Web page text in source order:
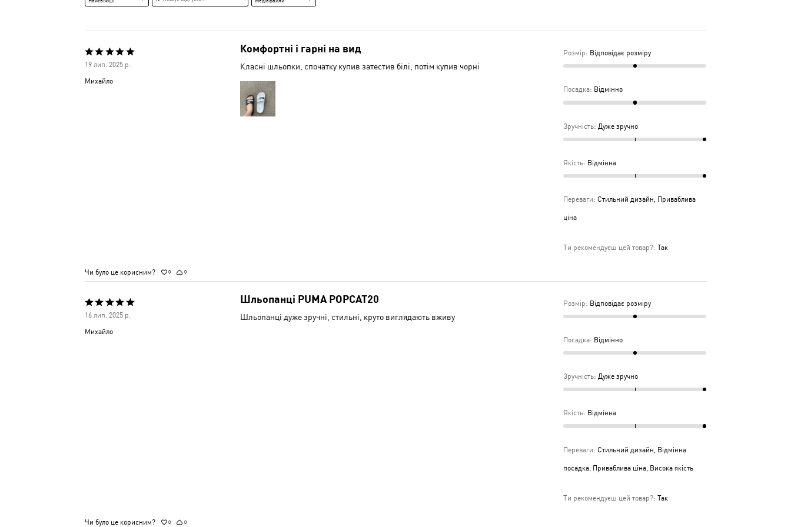
Середня
Оцінено
19 лип. 2025 р.
Михайло
Комфортні і гарні на вид
Класні шльопки, спочатку купив затестив білі, потім купив чорні
Розмір: Відповідає розміру
Посадка: Відмінно
Зручність: Дуже зручно
Якість: Відмінна
Переваги: Стильний дизайн, Приваблива
ціна
Ти рекомендуєш цей товар?: Так
Чи було це корисним? 0 0
Оцінено
16 лип. 2025 р.
Михайло
Шльопанці PUMA POPCAT20
Шльопанці дуже зручні, стильні, круто виглядають вживу
Розмір: Відповідає розміру
Посадка: Відмінно
Зручність: Дуже зручно
Якість: Відмінна
Переваги: Стильний дизайн, Відмінна
посадка, Приваблива ціна, Висока якість
Ти рекомендуєш цей товар?: Так
Чи було це корисним? 0 0